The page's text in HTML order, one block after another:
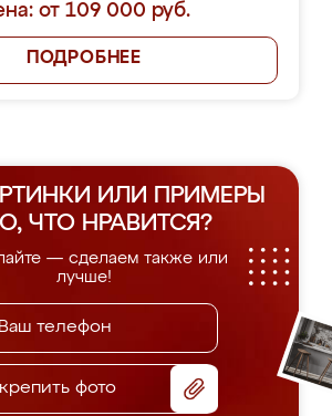
от 109 000 руб.
ПОДРОБНЕЕ
ИЛИ ПРИМЕРЫ
ЧТО НРАВИТСЯ?
— сделаем также или
лучше!
фото